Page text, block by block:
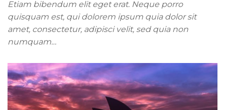
Etiam bibendum elit eget erat. Neque porro
quisquam est, qui dolorem ipsum quia dolor sit
amet, consectetur, adipisci velit, sed quia non
numquam…